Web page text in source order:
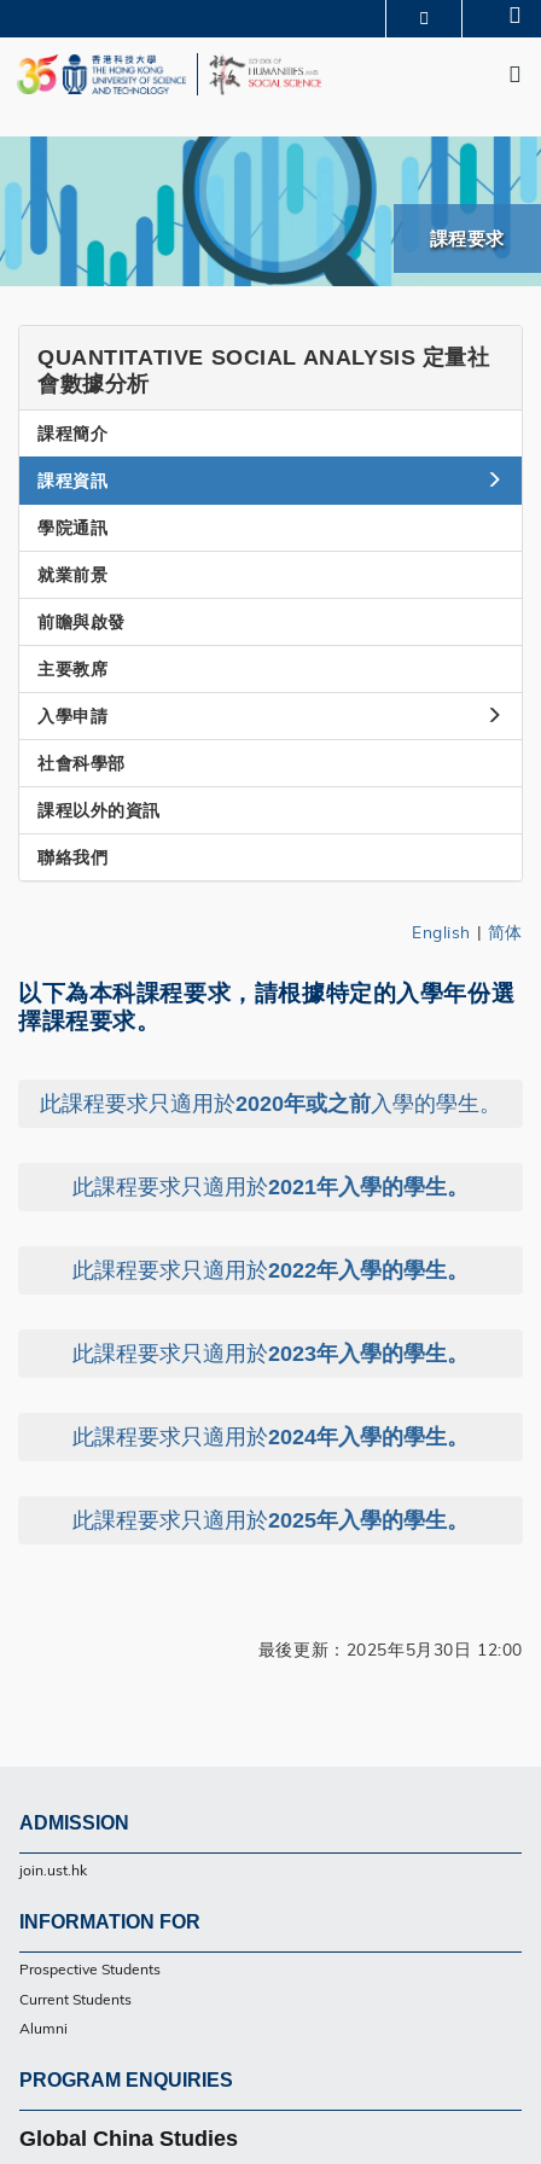
to
main
content
UNIVERSITY NEWS
LIFE@HKUST
FACULTY PROFILES
ABOUT HKUST
課程要求
SHSS
CT
UG
QSA
Side
Menu
QUANTITATIVE SOCIAL ANALYSIS 定量社
會數據分析
課程簡介
課程資訊
學院通訊
就業前景
前瞻與啟發
主要教席
入學申請
社會科學部
課程以外的資訊
聯絡我們
English | 简体
以下為本科課程要求，請根據特定的入學年份選
擇課程要求。
此課程要求只適用於2020年或之前入學的學生。
此課程要求只適用於2021年入學的學生。
此課程要求只適用於2022年入學的學生。
此課程要求只適用於2023年入學的學生。
此課程要求只適用於2024年入學的學生。
此課程要求只適用於2025年入學的學生。
最後更新：2025年5月30日 12:00
Footer
UG
ADMISSION
join.ust.hk
Footer
UG
INFORMATION FOR
Prospective Students
Current Students
Alumni
Footer
UG
PROGRAM ENQUIRIES
Global China Studies